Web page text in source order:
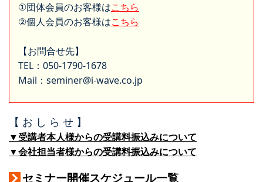
①団体会員のお客様はこちら
②個人会員のお客様はこちら
【お問合せ先】
TEL：050-1790-1678
Mail：seminer@i-wave.co.jp
【 お し ら せ 】
▼受講者本人様からの受講料振込みについて
▼会社担当者様からの受講料振込みについて
セミナー開催スケジュール一覧